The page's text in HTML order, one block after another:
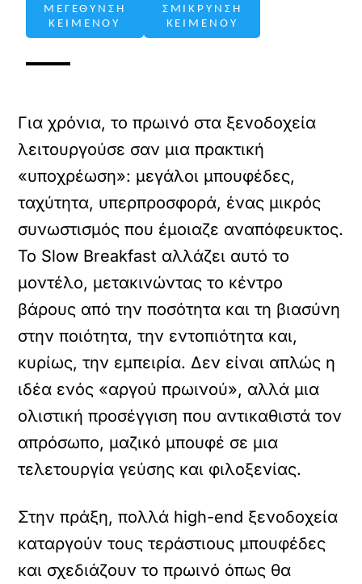
ΜΕΓΕΘΥΝΣΗ
ΚΕΙΜΕΝΟΥ
ΣΜΙΚΡΥΝΣΗ
ΚΕΙΜΕΝΟΥ
Για χρόνια, το πρωινό στα ξενοδοχεία
λειτουργούσε σαν μια πρακτική
«υποχρέωση»: μεγάλοι μπουφέδες,
ταχύτητα, υπερπροσφορά, ένας μικρός
συνωστισμός που έμοιαζε αναπόφευκτος.
Το Slow Breakfast αλλάζει αυτό το
μοντέλο, μετακινώντας το κέντρο
βάρους από την ποσότητα και τη βιασύνη
στην ποιότητα, την εντοπιότητα και,
κυρίως, την εμπειρία. Δεν είναι απλώς η
ιδέα ενός «αργού πρωινού», αλλά μια
ολιστική προσέγγιση που αντικαθιστά τον
απρόσωπο, μαζικό μπουφέ σε μια
τελετουργία γεύσης και φιλοξενίας.
Στην πράξη, πολλά high-end ξενοδοχεία
καταργούν τους τεράστιους μπουφέδες
και σχεδιάζουν το πρωινό όπως θα